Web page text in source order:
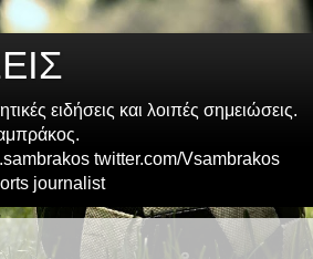
ειδήσεις και λοιπές σημειώσεις.
twitter.com/Vsambrakos
journalist